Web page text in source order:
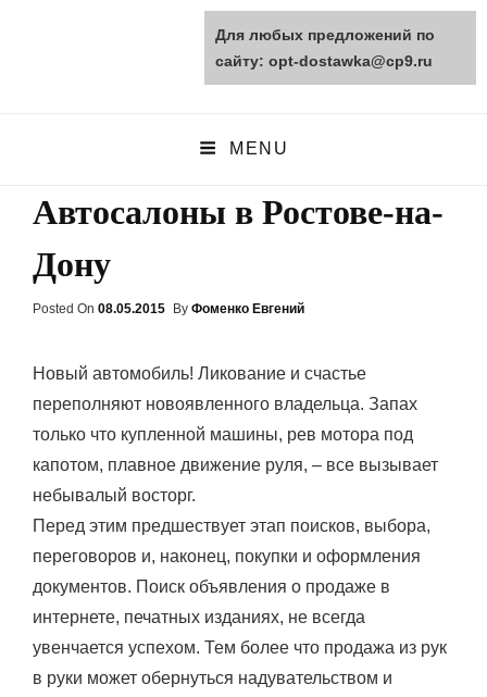
opt-dostawka.ru
MENU
Автосалоны в Ростове-на-
Дону
Posted On Posted
08.05.2015 By Фоменко Евгений
Новый автомобиль! Ликование и счастье
переполняют новоявленного владельца. Запах
только что купленной машины, рев мотора под
капотом, плавное движение руля, – все вызывает
небывалый восторг.
Перед этим предшествует этап поисков, выбора,
переговоров и, наконец, покупки и оформления
документов. Поиск объявления о продаже в
интернете, печатных изданиях, не всегда
увенчается успехом. Тем более что продажа из рук
в руки может обернуться надувательством и
Для любых предложений по
сайту: opt-dostawka@cp9.ru